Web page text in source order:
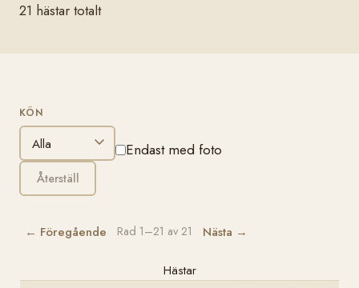
21 hästar totalt
KÖN
Endast med foto
Återställ
← Föregående Rad 1–21 av 21 Nästa →
Hästar